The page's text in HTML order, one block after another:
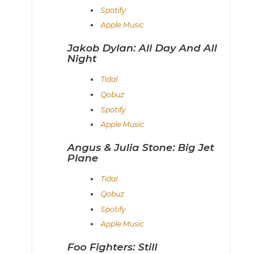
Spotify
Apple Music
Jakob Dylan: All Day And All
Night
Tidal
Qobuz
Spotify
Apple Music
Angus & Julia Stone: Big Jet
Plane
Tidal
Qobuz
Spotify
Apple Music
Foo Fighters: Still